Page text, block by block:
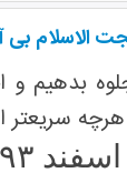
بی
بدهیم
سریعتر